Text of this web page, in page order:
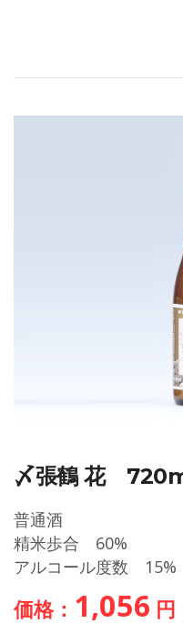
〆張鶴 花
普通酒
精米歩合 60%
アルコール度数 15%
価格： 1,056 円